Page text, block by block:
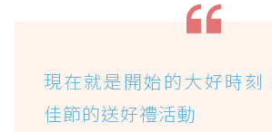
現在就是開始的大好時刻
佳節的送好禮活動